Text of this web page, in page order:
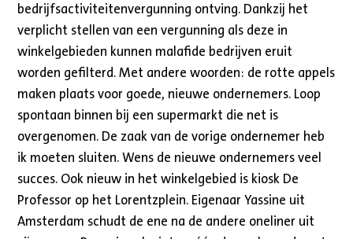
bedrijfsactiviteitenvergunning ontving. Dankzij het
verplicht stellen van een vergunning als deze in
winkelgebieden kunnen malafide bedrijven eruit
worden gefilterd. Met andere woorden: de rotte appels
maken plaats voor goede, nieuwe ondernemers. Loop
spontaan binnen bij een supermarkt die net is
overgenomen. De zaak van de vorige ondernemer heb
ik moeten sluiten. Wens de nieuwe ondernemers veel
succes. Ook nieuw in het winkelgebied is kiosk De
Professor op het Lorentzplein. Eigenaar Yassine uit
Amsterdam schudt de ene na de andere oneliner uit